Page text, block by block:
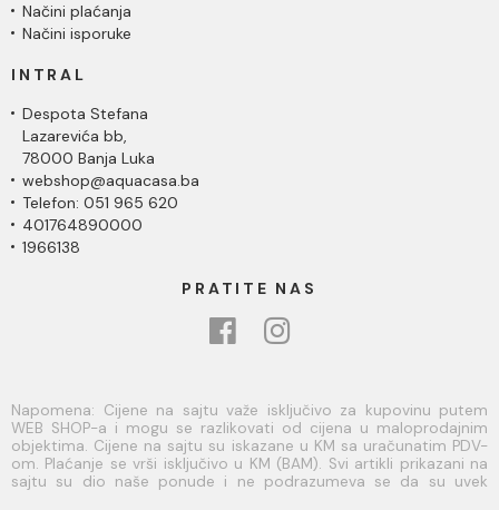
Načini plaćanja
Načini isporuke
INTRAL
Despota Stefana
Lazarevića bb,
78000 Banja Luka
webshop@aquacasa.ba
Telefon: 051 965 620
401764890000
1966138
PRATITE NAS
Napomena: Cijene na sajtu važe isključivo za kupovinu putem
WEB SHOP-a i mogu se razlikovati od cijena u maloprodajnim
objektima. Cijene na sajtu su iskazane u KM sa uračunatim PDV-
om. Plaćanje se vrši isključivo u KM (BAM). Svi artikli prikazani na
sajtu su dio naše ponude i ne podrazumeva se da su uvek